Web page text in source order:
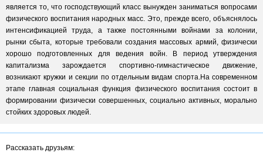
является то, что господствующий класс вынужден заниматься вопросами
физического воспитания народных масс. Это, прежде всего, объяснялось
интенсификацией труда, а также постоянными войнами за колонии,
рынки сбыта, которые требовали создания массовых армий, физически
хорошо подготовленных для ведения войн. В период утверждения
капитализма зарождается спортивно-гимнастическое движение,
возникают кружки и секции по отдельным видам спорта.На современном
этапе главная социальная функция физического воспитания состоит в
формировании физически совершенных, социально активных, морально
стойких здоровых людей.
Рассказать друзьям: